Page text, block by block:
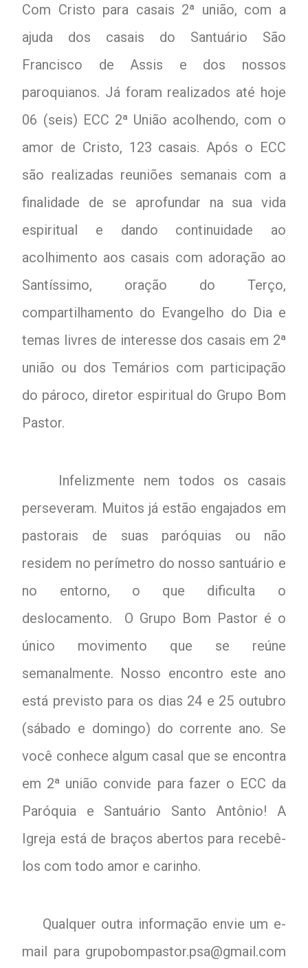
Com Cristo para casais 2ª união, com a
ajuda dos casais do Santuário São
Francisco de Assis e dos nossos
paroquianos. Já foram realizados até hoje
06 (seis) ECC 2ª União acolhendo, com o
amor de Cristo, 123 casais. Após o ECC
são realizadas reuniões semanais com a
finalidade de se aprofundar na sua vida
espiritual e dando continuidade ao
acolhimento aos casais com adoração ao
Santíssimo, oração do Terço,
compartilhamento do Evangelho do Dia e
temas livres de interesse dos casais em 2ª
união ou dos Temários com participação
do pároco, diretor espiritual do Grupo Bom
Pastor.
Infelizmente nem todos os casais
perseveram. Muitos já estão engajados em
pastorais de suas paróquias ou não
residem no perímetro do nosso santuário e
no entorno, o que dificulta o
deslocamento. O Grupo Bom Pastor é o
único movimento que se reúne
semanalmente. Nosso encontro este ano
está previsto para os dias 24 e 25 outubro
(sábado e domingo) do corrente ano. Se
você conhece algum casal que se encontra
em 2ª união convide para fazer o ECC da
Paróquia e Santuário Santo Antônio! A
Igreja está de braços abertos para recebê-
los com todo amor e carinho.
Qualquer outra informação envie um e-
mail para grupobompastor.psa@gmail.com